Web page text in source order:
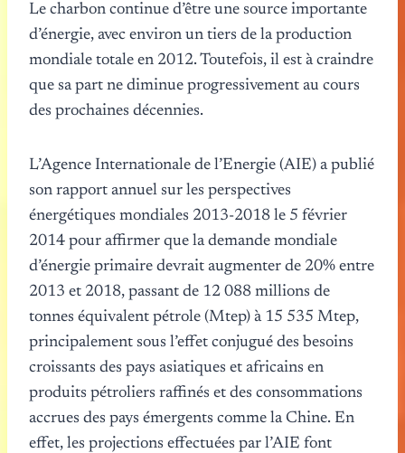
Le charbon continue d’être une source importante
d’énergie, avec environ un tiers de la production
mondiale totale en 2012. Toutefois, il est à craindre
que sa part ne diminue progressivement au cours
des prochaines décennies.
L’Agence Internationale de l’Energie (AIE) a publié
son rapport annuel sur les perspectives
énergétiques mondiales 2013-2018 le 5 février
2014 pour affirmer que la demande mondiale
d’énergie primaire devrait augmenter de 20% entre
2013 et 2018, passant de 12 088 millions de
tonnes équivalent pétrole (Mtep) à 15 535 Mtep,
principalement sous l’effet conjugué des besoins
croissants des pays asiatiques et africains en
produits pétroliers raffinés et des consommations
accrues des pays émergents comme la Chine. En
effet, les projections effectuées par l’AIE font